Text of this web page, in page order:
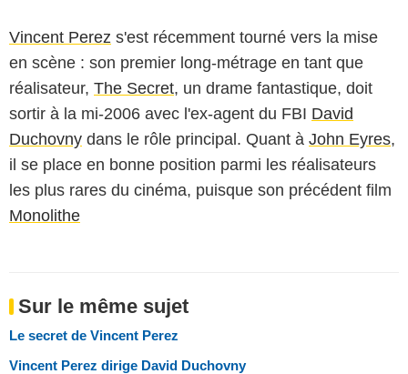
Vincent Perez s'est récemment tourné vers la mise
en scène : son premier long-métrage en tant que
réalisateur, The Secret, un drame fantastique, doit
sortir à la mi-2006 avec l'ex-agent du FBI David
Duchovny dans le rôle principal. Quant à John Eyres,
il se place en bonne position parmi les réalisateurs
les plus rares du cinéma, puisque son précédent film
Monolithe
Sur le même sujet
Le secret de Vincent Perez
Vincent Perez dirige David Duchovny